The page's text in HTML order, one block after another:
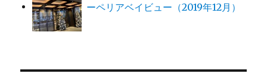
ーペリアベイビュー（2019年12月）